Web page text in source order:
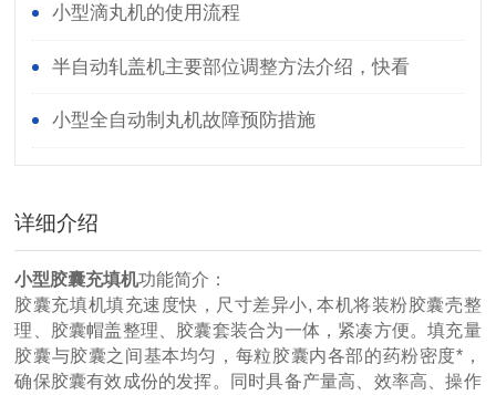
小型滴丸机的使用流程
半自动轧盖机主要部位调整方法介绍，快看
小型全自动制丸机故障预防措施
详细介绍
小型胶囊充填机功能简介：
胶囊充填机填充速度快，尺寸差异小, 本机将装粉胶囊壳整
理、胶囊帽盖整理、胶囊套装合为一体，紧凑方便。填充量
胶囊与胶囊之间基本均匀，每粒胶囊内各部的药粉密度*，
确保胶囊有效成份的发挥。同时具备产量高、效率高、操作